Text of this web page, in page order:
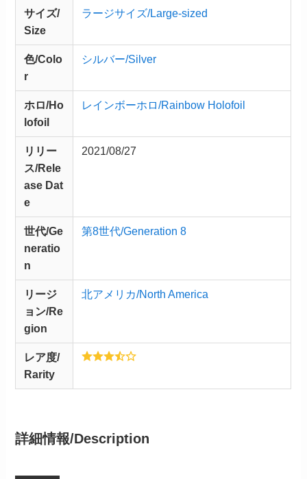
サイズ/
Size
ラージサイズ/Large-sized
色/Colo
r
シルバー/Silver
ホロ/Ho
lofoil
レインボーホロ/Rainbow Holofoil
リリー
ス/Rele
ase Dat
e
2021/08/27
世代/Ge
neratio
n
第8世代/Generation 8
リージ
ョン/Re
gion
北アメリカ/North America
レア度/
Rarity
詳細情報/Description